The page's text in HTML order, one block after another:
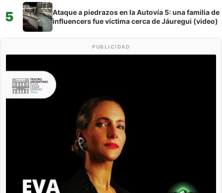
5
Ataque a piedrazos en la Autovía 5: una familia de
influencers fue víctima cerca de Jáuregui (video)
PUBLICIDAD